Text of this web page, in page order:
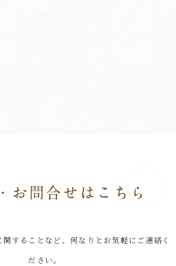
することなど、何なりとお気軽にご連絡く
ださい。